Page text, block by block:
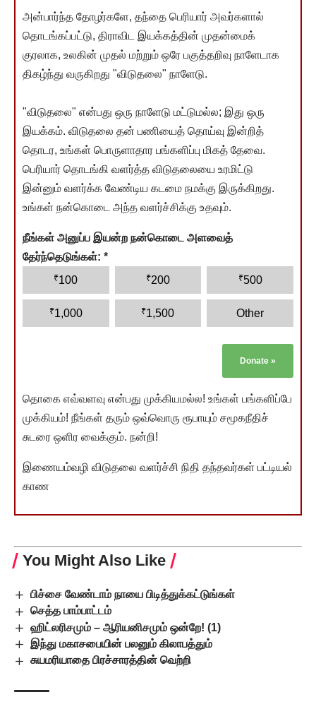
அன்பார்ந்த தோழர்களே, தந்தை பெரியார் அவர்களால்
தொடங்கப்பட்டு, திராவிட இயக்கத்தின் முதன்மைக்
குரலாக, உலகின் முதல் மற்றும் ஒரே பகுத்தறிவு நாளேடாக
திகழ்ந்து வருகிறது "விடுதலை" நாளேடு.
"விடுதலை" என்பது ஒரு நாளேடு மட்டுமல்ல; இது ஒரு
இயக்கம். விடுதலை தன் பணியைத் தொய்வு இன்றித்
தொடர, உங்கள் பொருளாதார பங்களிப்பு மிகத் தேவை.
பெரியார் தொடங்கி வளர்த்த விடுதலையை உரமிட்டு
இன்னும் வளர்க்க வேண்டிய கடமை நமக்கு இருக்கிறது.
உங்கள் நன்கொடை அந்த வளர்ச்சிக்கு உதவும்.
நீங்கள் அனுப்ப இயன்ற நன்கொடை அளவைத்
தேர்ந்தெடுங்கள்: *
₹100 ₹200 ₹500
₹1,000 ₹1,500 Other
Donate »
தொகை எவ்வளவு என்பது முக்கியமல்ல! உங்கள் பங்களிப்பே
முக்கியம்! நீங்கள் தரும் ஒவ்வொரு ரூபாயும் சமூகநீதிச்
சுடரை ஒளிர வைக்கும். நன்றி!
இணையம்வழி விடுதலை வளர்ச்சி நிதி தந்தவர்கள் பட்டியல்
காண
You Might Also Like
பிச்சை வேண்டாம் நாயை பிடித்துக்கட்டுங்கள்
செத்த பாம்பாட்டம்
ஹிட்லரிசமும் – ஆரியனிசமும் ஒன்றே! (1)
இந்து மகாசபையின் பலனும் கிலாபத்தும்
சுயமரியாதை பிரச்சாரத்தின் வெற்றி